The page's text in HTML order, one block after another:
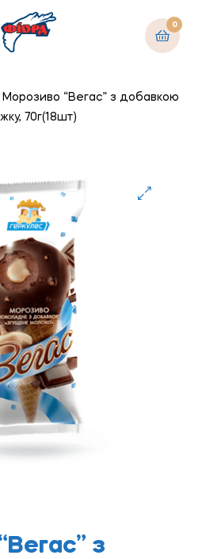
0
Морозиво “Вегас” з добавкою
70г(18шт)
з